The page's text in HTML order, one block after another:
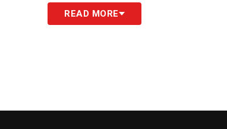
Ricordo una giornata analoga
di ritrovarsi. Il fatto che ci fossero
READ MORE